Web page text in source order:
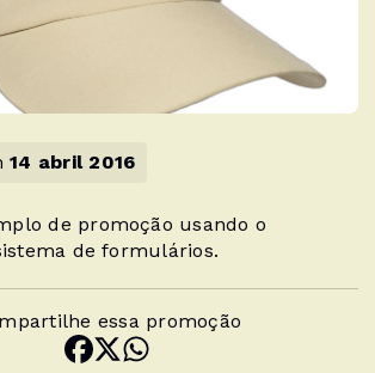
14 abril 2016
de promoção usando o
de formulários.
essa promoção